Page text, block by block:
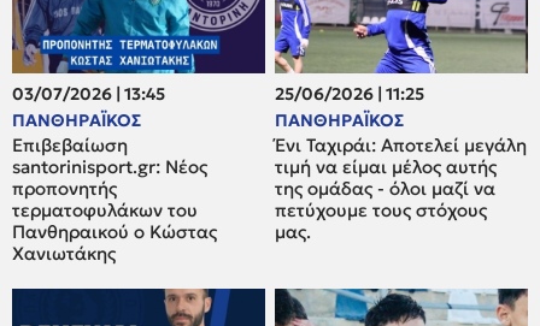
03/07/2026 | 13:45
ΠΑΝΘΗΡΑΪΚΟΣ
Επιβεβαίωση
santorinisport.gr: Νέος
προπονητής
τερματοφυλάκων του
Πανθηραικού ο Κώστας
Χανιωτάκης
25/06/2026 | 11:25
ΠΑΝΘΗΡΑΪΚΟΣ
Ένι Ταχιράι: Αποτελεί μεγάλη
τιμή να είμαι μέλος αυτής
της ομάδας - όλοι μαζί να
πετύχουμε τους στόχους
μας.